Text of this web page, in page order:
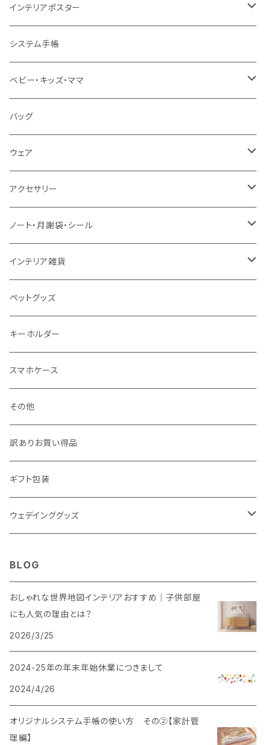
知育ポスター
地図・国旗
言葉（ひらがな・カタカナ・英語）
知育下敷き
知育グッズ
インテリアポスター
A3サイズ
A4サイズ
オーダー（A3・B3・A2・40×50・B2・50×70）
30＊40 / B3
40＊50 / A2
システム手帳
ベビー・キッズ・ママ
ベビー食器
お食事スタイ・ビブ
おもちゃ・木製
カー用品
バッグ・エコバッグ
バッグ
ウェア
エプロン
アクセサリー
ピンバッジ
ネックレス
ジュエリーポーチ
ノート・月謝袋・シール
ノート
シール・ステッカー
月謝袋・封筒
インテリア雑貨
ドアステッカー
しおり
クリスマス雑貨
ペットグッズ
キーホルダー
スマホケース
その他
訳ありお買い得品
ギフト包装
ウェデインググッズ
BLOG
おしゃれな世界地図インテリアおすすめ｜子供部屋
にも人気の理由とは？
2026/3/25
2024-25年の年末年始休業につきまして
2024/4/26
オリジナルシステム手帳の使い方 その②【家計管
理編】